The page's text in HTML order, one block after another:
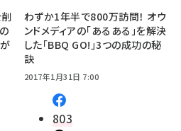
わずか1年半で800万訪問！ オウ
ンドメディアの「あるある」を解決
した「BBQ GO!」3つの成功の秘
訣
2017年1月31日 7:00
803